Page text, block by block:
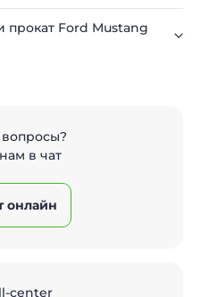
прокат Ford Mustang
в чат
онлайн
center